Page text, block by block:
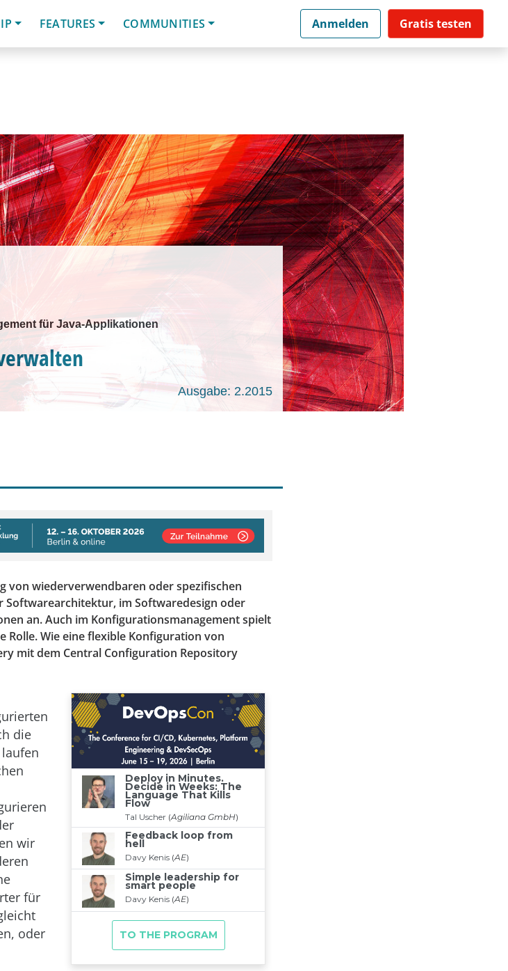
FEATURES COMMUNITIES Anmelden Gratis testen
für Java-Applikationen
Ausgabe: 2.2015
von wiederverwendbaren oder spezifischen
Softwarearchitektur, im Softwaredesign oder
an. Auch im Konfigurationsmanagement spielt
Rolle. Wie eine flexible Konfiguration von
mit dem Central Configuration Repository
die
wir
für
oder